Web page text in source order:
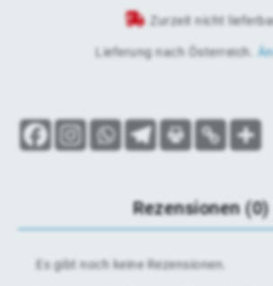
Zurzeit nicht
Lieferung nach Österreich
Rezensionen (0)
Es gibt noch keine Rezensionen.